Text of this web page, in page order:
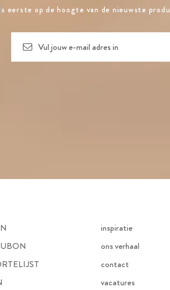
eerste op de hoogte van de nieuwste
inspiratie
ons verhaal
contact
vacatures